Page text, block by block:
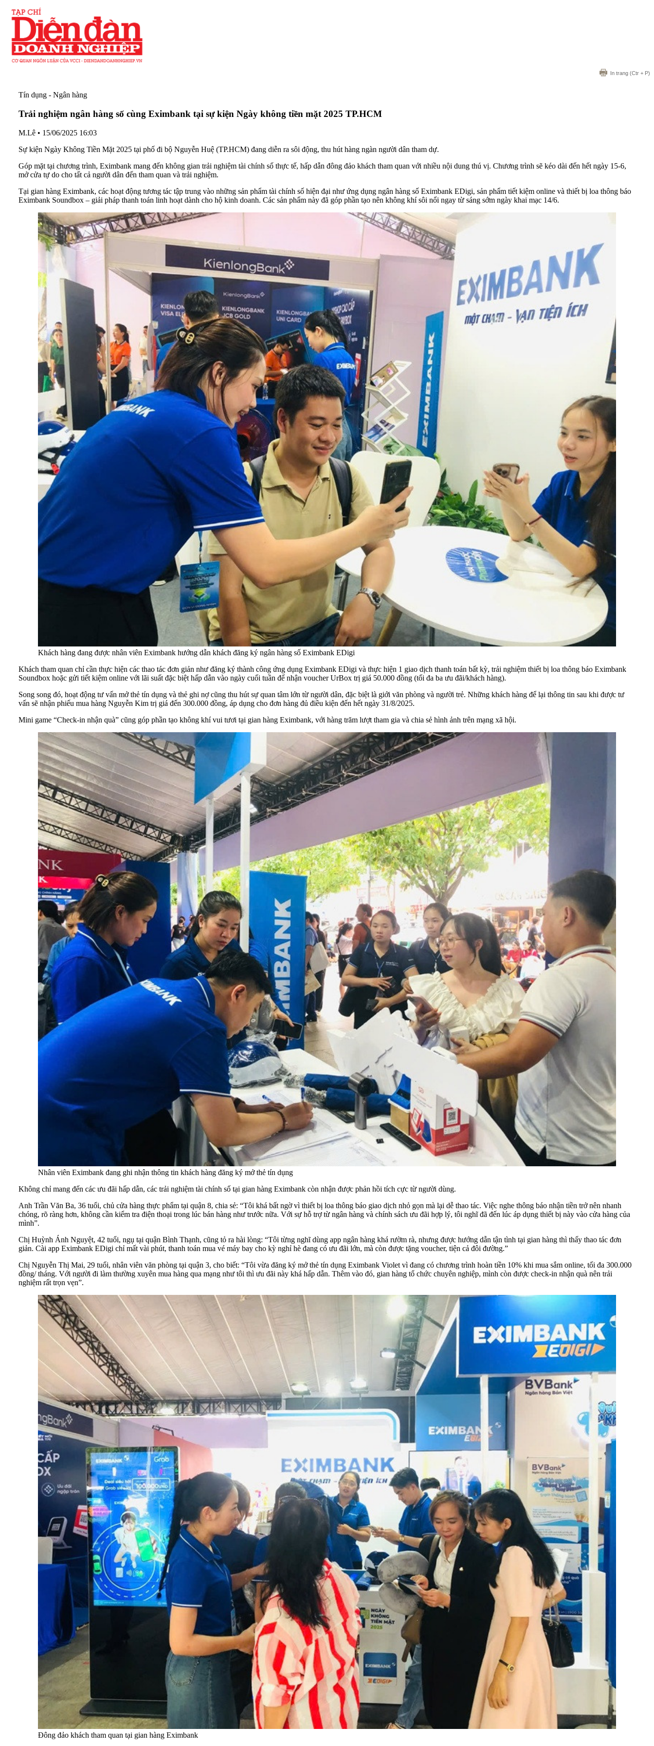
In trang (Ctr + P)
Tín dụng - Ngân hàng
Trải nghiệm ngân hàng số cùng Eximbank tại sự kiện Ngày không tiền mặt 2025 TP.HCM
M.Lê • 15/06/2025 16:03
Sự kiện Ngày Không Tiền Mặt 2025 tại phố đi bộ Nguyễn Huệ (TP.HCM) đang diễn ra sôi động, thu hút hàng ngàn người dân tham dự.
Góp mặt tại chương trình, Eximbank mang đến không gian trải nghiệm tài chính số thực tế, hấp dẫn đông đảo khách tham quan với nhiều nội dung thú vị. Chương trình sẽ kéo dài đến hết ngày 15-6,
mở cửa tự do cho tất cả người dân đến tham quan và trải nghiệm.
Tại gian hàng Eximbank, các hoạt động tương tác tập trung vào những sản phẩm tài chính số hiện đại như ứng dụng ngân hàng số Eximbank EDigi, sản phẩm tiết kiệm online và thiết bị loa thông báo
Eximbank Soundbox – giải pháp thanh toán linh hoạt dành cho hộ kinh doanh. Các sản phẩm này đã góp phần tạo nên không khí sôi nổi ngay từ sáng sớm ngày khai mạc 14/6.
Khách hàng đang được nhân viên Eximbank hướng dẫn khách đăng ký ngân hàng số Eximbank EDigi
Khách tham quan chỉ cần thực hiện các thao tác đơn giản như đăng ký thành công ứng dụng Eximbank EDigi và thực hiện 1 giao dịch thanh toán bất kỳ, trải nghiệm thiết bị loa thông báo Eximbank
Soundbox hoặc gửi tiết kiệm online với lãi suất đặc biệt hấp dẫn vào ngày cuối tuần để nhận voucher UrBox trị giá 50.000 đồng (tối đa ba ưu đãi/khách hàng).
Song song đó, hoạt động tư vấn mở thẻ tín dụng và thẻ ghi nợ cũng thu hút sự quan tâm lớn từ người dân, đặc biệt là giới văn phòng và người trẻ. Những khách hàng để lại thông tin sau khi được tư
vấn sẽ nhận phiếu mua hàng Nguyễn Kim trị giá đến 300.000 đồng, áp dụng cho đơn hàng đủ điều kiện đến hết ngày 31/8/2025.
Mini game “Check-in nhận quà” cũng góp phần tạo không khí vui tươi tại gian hàng Eximbank, với hàng trăm lượt tham gia và chia sẻ hình ảnh trên mạng xã hội.
Nhân viên Eximbank đang ghi nhận thông tin khách hàng đăng ký mở thẻ tín dụng
Không chỉ mang đến các ưu đãi hấp dẫn, các trải nghiệm tài chính số tại gian hàng Eximbank còn nhận được phản hồi tích cực từ người dùng.
Anh Trần Văn Ba, 36 tuổi, chủ cửa hàng thực phẩm tại quận 8, chia sẻ: “Tôi khá bất ngờ vì thiết bị loa thông báo giao dịch nhỏ gọn mà lại dễ thao tác. Việc nghe thông báo nhận tiền trở nên nhanh
chóng, rõ ràng hơn, không cần kiểm tra điện thoại trong lúc bán hàng như trước nữa. Với sự hỗ trợ từ ngân hàng và chính sách ưu đãi hợp lý, tôi nghĩ đã đến lúc áp dụng thiết bị này vào cửa hàng của
mình”.
Chị Huỳnh Ánh Nguyệt, 42 tuổi, ngụ tại quận Bình Thạnh, cũng tỏ ra hài lòng: “Tôi từng nghĩ dùng app ngân hàng khá rườm rà, nhưng được hướng dẫn tận tình tại gian hàng thì thấy thao tác đơn
giản. Cài app Eximbank EDigi chỉ mất vài phút, thanh toán mua vé máy bay cho kỳ nghỉ hè đang có ưu đãi lớn, mà còn được tặng voucher, tiện cả đôi đường.”
Chị Nguyễn Thị Mai, 29 tuổi, nhân viên văn phòng tại quận 3, cho biết: “Tôi vừa đăng ký mở thẻ tín dụng Eximbank Violet vì đang có chương trình hoàn tiền 10% khi mua sắm online, tối đa 300.000
đồng/ tháng. Với người đi làm thường xuyên mua hàng qua mạng như tôi thì ưu đãi này khá hấp dẫn. Thêm vào đó, gian hàng tổ chức chuyên nghiệp, mình còn được check-in nhận quà nên trải
nghiệm rất trọn vẹn”.
Đông đảo khách tham quan tại gian hàng Eximbank